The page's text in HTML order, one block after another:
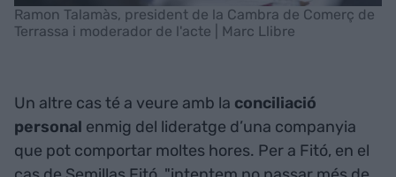
Ramon Talamàs, president de la Cambra de Comerç de
Terrassa i moderador de l'acte | Marc Llibre
Un altre cas té a veure amb la conciliació
personal enmig del lideratge d’una companyia
que pot comportar moltes hores. Per a Fitó, en el